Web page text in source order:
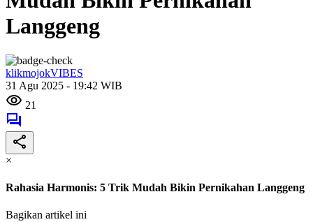
Langgeng
klikmojokVIBES
31 Agu 2025 - 19:42 WIB
21
×
Rahasia Harmonis: 5 Trik Mudah Bikin Pernikahan Langgeng
Bagikan artikel ini